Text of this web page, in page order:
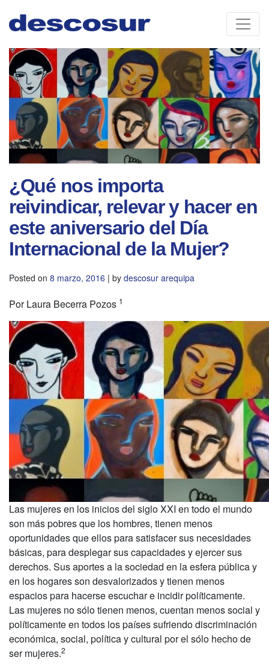
content
¿Qué nos importa
reivindicar, relevar y hacer en
este aniversario del Día
Internacional de la Mujer?
Posted on 8 marzo, 2016 | by descosur arequipa
Por Laura Becerra Pozos 1
Las mujeres en los inicios del siglo XXI en todo el mundo
son más pobres que los hombres, tienen menos
oportunidades que ellos para satisfacer sus necesidades
básicas, para desplegar sus capacidades y ejercer sus
derechos. Sus aportes a la sociedad en la esfera pública y
en los hogares son desvalorizados y tienen menos
espacios para hacerse escuchar e incidir políticamente.
Las mujeres no sólo tienen menos, cuentan menos social y
políticamente en todos los países sufriendo discriminación
económica, social, política y cultural por el sólo hecho de
ser mujeres.2